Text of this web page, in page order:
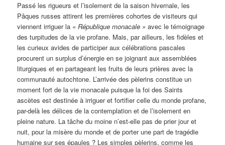
Passé les rigueurs et l’isolement de la saison hivernale, les
Pâques russes attirent les premières cohortes de visiteurs qui
viennent irriguer la « République monacale » avec le témoignage
des turpitudes de la vie profane. Mais, par ailleurs, les fidèles et
les curieux avides de participer aux célébrations pascales
procurent un surplus d’énergie en se joignant aux assemblées
liturgiques et en partageant les fruits de leurs prières avec la
communauté autochtone. L’arrivée des pèlerins constitue un
moment fort de la vie monacale puisque la foi des Saints
ascètes est destinée à irriguer et fortifier celle du monde profane,
par-delà les délices de la contemplation et de l’isolement en
pleine nature. La tâche du moine n’est-elle pas de prier jour et
nuit, pour la misère du monde et de porter une part de tragédie
humaine sur ses épaules ? Les simples pèlerins, comme les